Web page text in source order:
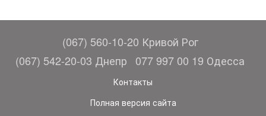
(067) 560-10-20 Кривой Рог
(067) 542-20-03 Днепр
077 997 00 19 Одесса
Контакты
Полная версия сайта